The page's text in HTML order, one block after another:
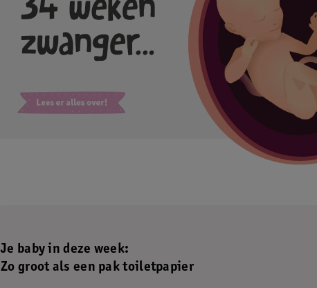
Je baby in deze week:
Zo groot als een pak toiletpapier